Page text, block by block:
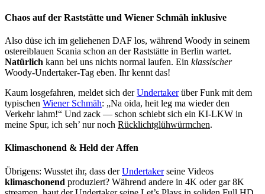
Chaos auf der Raststätte und Wiener Schmäh inklusive
Also düse ich im geliehenen DAF los, während Woody in seinem
ostereiblauen Scania schon an der Raststätte in Berlin wartet.
Natürlich kann bei uns nichts normal laufen. Ein klassischer
Woody-Undertaker-Tag eben. Ihr kennt das!
Kaum losgefahren, meldet sich derUndertakerüber Funk mit dem
typischen Wiener Schmäh: „Na oida, heit leg ma wieder den
Verkehr lahm!“ Und zack — schon schiebt sich ein KI-LKW in
meine Spur, ich seh’ nur noch Rücklichtglühwürmchen.
Klimaschonend & Held der Affen
Übrigens: Wusstet ihr, dass derUndertakerseine Videos
klimaschonend produziert? Während andere in 4K oder gar 8K